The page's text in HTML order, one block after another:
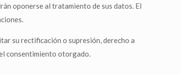
oponerse al tratamiento de sus datos. El
su rectificación o supresión, derecho a
consentimiento otorgado.